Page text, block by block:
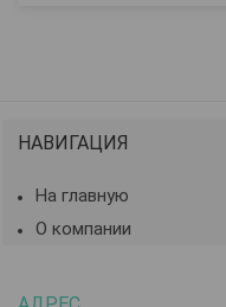
НАВИГАЦИЯ
На главную
О компании